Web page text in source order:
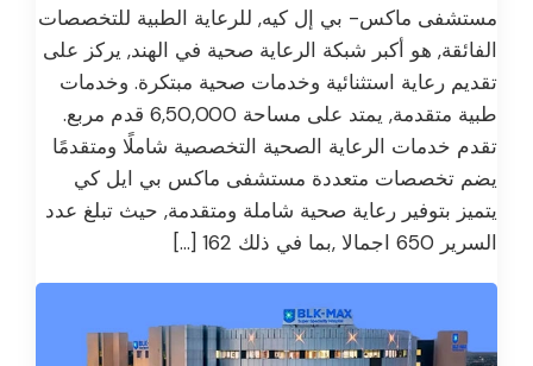
مستشفى ماكس- بي إل كيه, للرعاية الطبية للتخصصات
الفائقة, هو أكبر شبكة الرعاية صحية في الهند, يركز على
تقديم رعاية استثنائية وخدمات صحية مبتكرة. وخدمات
طبية متقدمة, يمتد على مساحة 6,50,000 قدم مربع.
تقدم خدمات الرعاية الصحية التخصصية شاملًا ومتقدمًا
يضم تخصصات متعددة مستشفى ماكس بي ايل كي
يتميز بتوفير رعاية صحية شاملة ومتقدمة, حيث تبلغ عدد
السرير 650 اجمالا ,بما في ذلك 162 […]